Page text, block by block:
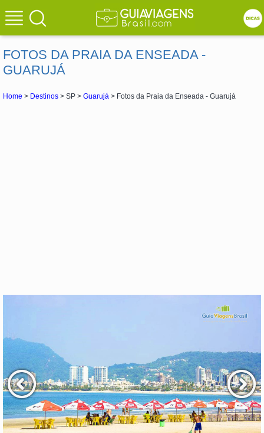
FOTOS DA PRAIA DA ENSEADA -
GUARUJÁ
Home > Destinos > SP > Guarujá > Fotos da Praia da Enseada - Guarujá